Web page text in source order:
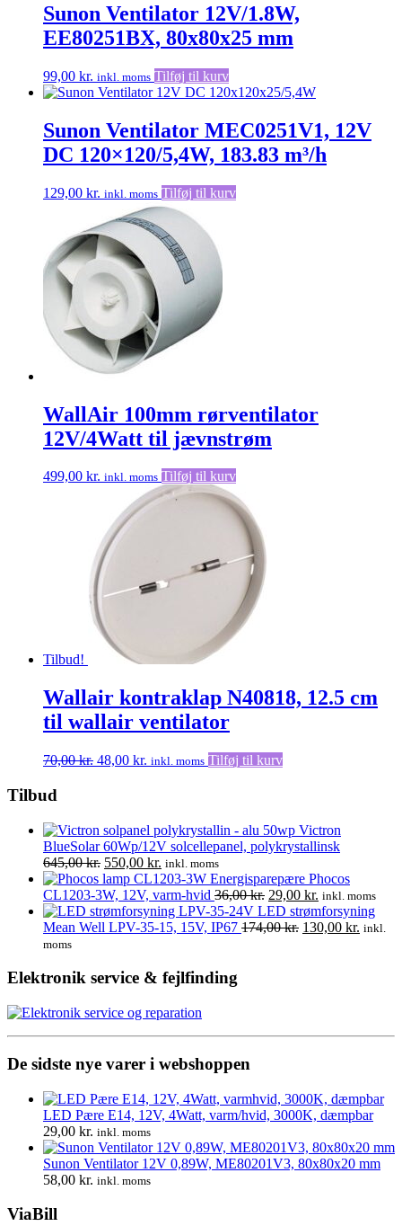
Sunon Ventilator 12V/1.8W,
EE80251BX, 80x80x25 mm
99,00 kr. inkl. moms Tilføj til kurv
Sunon Ventilator MEC0251V1, 12V
DC 120×120/5,4W, 183.83 m³/h
129,00 kr. inkl. moms Tilføj til kurv
WallAir 100mm rørventilator
12V/4Watt til jævnstrøm
499,00 kr. inkl. moms Tilføj til kurv
Tilbud!
Wallair kontraklap N40818, 12.5 cm
til wallair ventilator
70,00kr. Den
70,00 kr..
48,00 kr. Den
48,00 kr..
inkl. moms Tilføj til kurv
Tilbud
Victron
BlueSolar 60Wp/12V solcellepanel, polykrystallinsk
645,00kr. Den
oprindelige
pris
var:
645,00 kr..
550,00 kr. Den
aktuelle
pris
er:
550,00 kr..
inkl. moms
Energisparepære Phocos
CL1203-3W, 12V, varm-hvid 36,00kr. Den
oprindelige
pris
29,00 kr. Den
aktuelle
pris
inkl. moms
LED strømforsyning
Mean Well LPV-35-15, 15V, IP67 174,00kr. Den
130,00 kr. Den
inkl.
moms
Elektronik service & fejlfinding
De sidste nye varer i webshoppen
LED Pære E14, 12V, 4Watt, varm/hvid, 3000K, dæmpbar
29,00 kr. inkl. moms
Sunon Ventilator 12V 0,89W, ME80201V3, 80x80x20 mm
58,00 kr. inkl. moms
ViaBill